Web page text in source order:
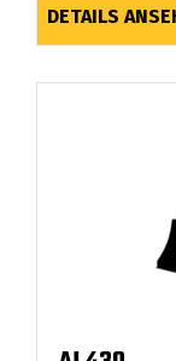
DETAILS